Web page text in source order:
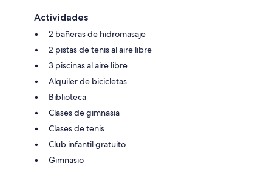
Actividades
2 bañeras de hidromasaje
2 pistas de tenis al aire libre
3 piscinas al aire libre
Alquiler de bicicletas
Biblioteca
Clases de gimnasia
Clases de tenis
Club infantil gratuito
Gimnasio